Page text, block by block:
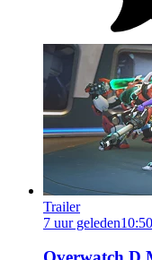
Trailer
7 uur geleden10:50